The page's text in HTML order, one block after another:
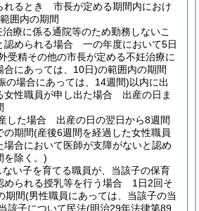
れるとき 市長が定める期間内におけ
囲内の期間
療に係る通院等のため勤務しないこ
認められる場合 一の年度において5日
受精その他の市長が定める不妊治療に
合にあっては、10日)の範囲内の期間
の場合にあっては、14週間)以内に出
女性職員が申し出た場合 出産の日ま
した場合 出産の日の翌日から8週間
の期間(産後6週間を経過した女性職員
場合において医師が支障がないと認め
を除く。)
い子を育てる職員が、当該子の保育
められる授乳等を行う場合 1日2回そ
期間(男性職員にあっては、当該子の当
該子について民法(明治29年法律第89